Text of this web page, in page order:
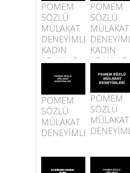
POMEM
SÖZLÜ
MÜLAKAT
DENEYİMLERİ
KADIN
ADAYLAR
POMEM
SÖZLÜ
MÜLAKAT
KADIN
ADAYLAR
POMEM
SÖZLÜ
MÜLAKAT
DENEYİMLERİ
POMEM
SÖZLÜ
MÜLAKAT